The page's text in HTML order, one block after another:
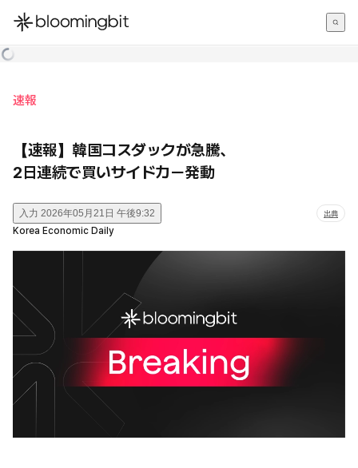
한국어
速報
【速報】韓国コスダックが急騰、
2日連続で買いサイドカー発動
入力 2026年05月21日 午後9:32 出典
Korea Economic Daily